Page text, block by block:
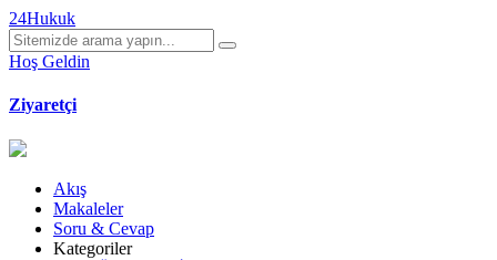
24Hukuk
Hoş Geldin
Ziyaretçi
Akış
Makaleler
Soru & Cevap
Kategoriler